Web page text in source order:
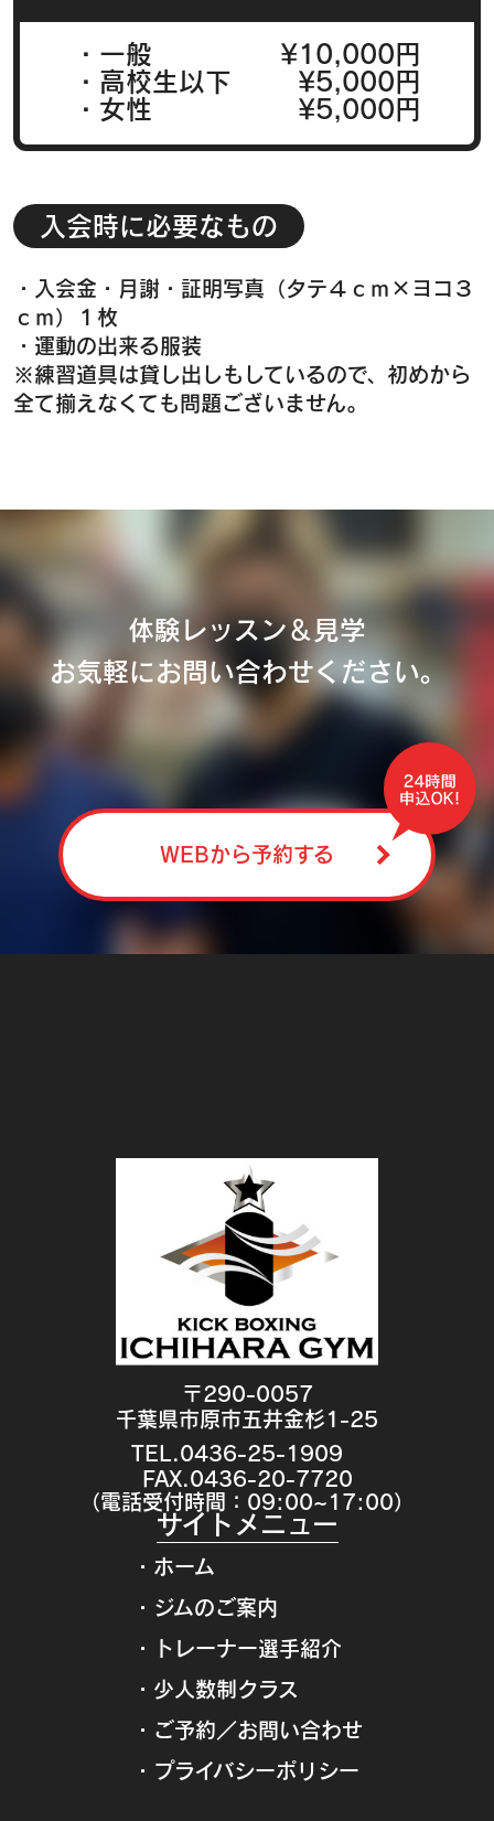
・一般
¥10,000円
・高校生以下
¥5,000円
・女性
¥5,000円
入会時に必要なもの
・入会金・月謝・証明写真（タテ４ｃｍ×ヨコ３
ｃｍ）１枚
・運動の出来る服装
※練習道具は貸し出しもしているので、初めから
全て揃えなくても問題ございません。
体験レッスン＆見学
お気軽にお問い合わせください。
WEBから予約する
〒290-0057
千葉県市原市五井金杉1-25
TEL.0436-25-1909
FAX.0436-20-7720
（電話受付時間：09:00~17:00）
サイトメニュー
・ホーム
・ジムのご案内
・トレーナー選手紹介
・少人数制クラス
・ご予約／お問い合わせ
・プライバシーポリシー